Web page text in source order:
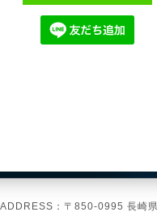
ADDRESS：〒850-0995 長